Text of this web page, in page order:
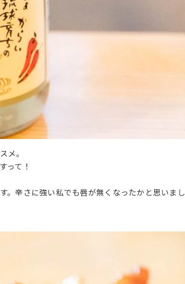
メ。
って！
。辛さに強い私でも唇が無くなったかと思いまし